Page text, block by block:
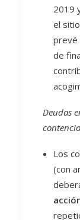
2019
el
prevé
de
Deudas
Los
(con